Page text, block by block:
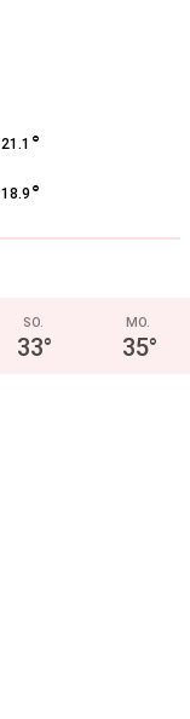
21.1 °
18.9 °
SO.
33°
MO.
35°